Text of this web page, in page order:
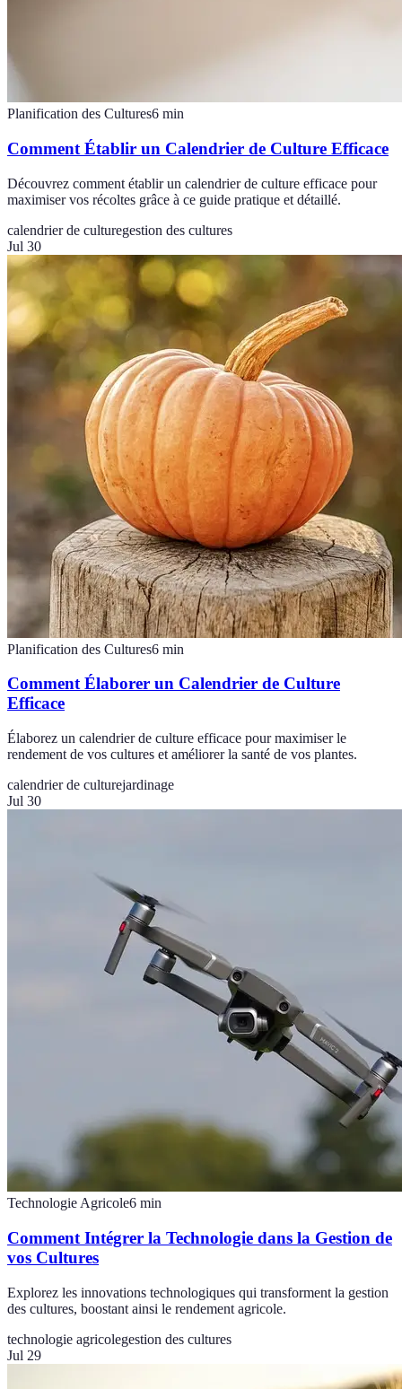
Planification des Cultures6 min
Comment Établir un Calendrier de Culture Efficace
Découvrez comment établir un calendrier de culture efficace pour
maximiser vos récoltes grâce à ce guide pratique et détaillé.
calendrier de culturegestion des cultures
Jul 30
Planification des Cultures6 min
Comment Élaborer un Calendrier de Culture
Efficace
Élaborez un calendrier de culture efficace pour maximiser le
rendement de vos cultures et améliorer la santé de vos plantes.
calendrier de culturejardinage
Jul 30
Technologie Agricole6 min
Comment Intégrer la Technologie dans la Gestion de
vos Cultures
Explorez les innovations technologiques qui transforment la gestion
des cultures, boostant ainsi le rendement agricole.
technologie agricolegestion des cultures
Jul 29